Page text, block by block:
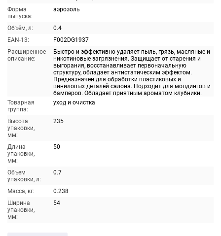
Форма
выпуска:
аэрозоль
Объём, л:
0.4
EAN-13:
F002DG1937
Расширенное
описание:
Быстро и эффективно удаляет пыль, грязь, масляные и
никотиновые загрязнения. Защищает от старения и
выгорания, восстанавливает первоначальную
структуру, обладает антистатическим эффектом.
Предназначен для обработки пластиковых и
виниловых деталей салона. Подходит для молдингов и
бамперов. Обладает приятным ароматом клубники.
Товарная
группа:
уход и очистка
Высота
упаковки,
мм:
235
Длина
упаковки,
мм:
50
Объем
упаковки, л:
0.7
Масса, кг:
0.238
Ширина
упаковки,
мм:
54